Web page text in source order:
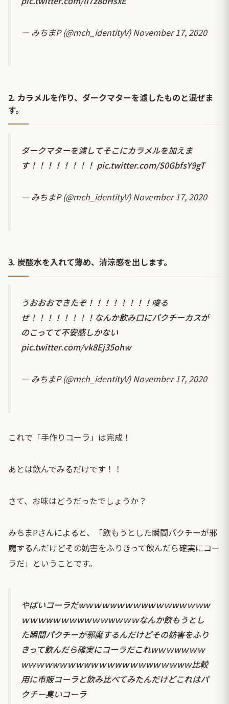
— みちまP (@mch_identityV)November 17, 2020
2. カラメルを作り、ダークマターを濾したものと混ぜま
す。
ダークマターを濾してそこにカラメルを加えま
す！！！！！！！！ pic.twitter.com/S0GbfsY9gT
— みちまP (@mch_identityV)November 17, 2020
3. 炭酸水を入れて薄め、清涼感を出します。
うおおおできたぞ！！！！！！！！唆る
ぜ！！！！！！！！なんか飲み口にパクチーカスが
のこってて不安感しかない
pic.twitter.com/vk8Ej35ohw
— みちまP (@mch_identityV)November 17, 2020
これで「手作りコーラ」は完成！
あとは飲んでみるだけです！！
さて、お味はどうだったでしょうか？
みちまPさんによると、「飲もうとした瞬間パクチーが邪
魔するんだけどその妨害をふりきって飲んだら確実にコー
ラだ」ということです。
やばいコーラだwｗｗｗwｗｗｗwｗｗｗwｗｗｗw
ｗｗｗwｗｗｗwｗｗｗwｗｗｗなんか飲もうとし
た瞬間パクチーが邪魔するんだけどその妨害をふり
きって飲んだら確実にコーラだこれwｗｗwｗｗｗ
wｗｗｗwｗｗｗwｗｗｗwｗｗｗwｗｗｗwｗ比較
用に市販コーラと飲み比べてみたんだけどこれはパ
クチー臭いコーラ